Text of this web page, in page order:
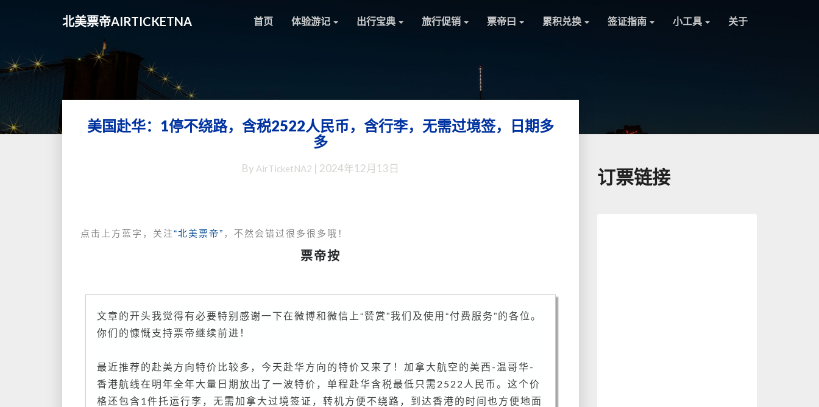
北美票帝AIRTICKETNA 首页 体验游记 出行宝典 旅行促销 票帝曰 累积兑换 签证指南 小工具 关于
美
国
华：
绕
路，
含
2522
民
行
李，
无
美国赴华：1停不绕路，含税2522人民币，含行李，无需过境签，日期多
多
By AirTicketNA2 2024年12月13日
点击上方蓝字，关注“北美票帝”，不然会错过很多很多哦！
票帝按
文章的开头我觉得有必要特别感谢一下在微博和微信上“赞赏”我们及使用“付费服务”的各位。
你们的慷慨支持票帝继续前进！
最近推荐的赴美方向特价比较多，今天赴华方向的特价又来了！加拿大航空的美西-温哥华-
香港航线在明年全年大量日期放出了一波特价，单程赴华含税最低只需2522人民币。这个价
格还包含1件托运行李，无需加拿大过境签证，转机方便不绕路，到达香港的时间也方便地面
订票链接